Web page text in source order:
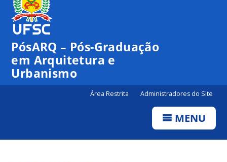
PósARQ – Pós-Graduação
em Arquitetura e
Urbanismo
Área Restrita Administradores do Site
MENU